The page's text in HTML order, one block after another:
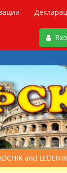
and